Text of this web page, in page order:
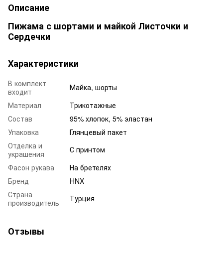
Описание
Пижама с шортами и майкой Листочки и
Сердечки
Характеристики
В комплект
входит
Майка, шорты
Материал
Трикотажные
Состав
95% хлопок, 5% эластан
Упаковка
Глянцевый пакет
Отделка и
украшения
С принтом
Фасон рукава
На бретелях
Бренд
HNX
Страна
производитель
Турция
Отзывы